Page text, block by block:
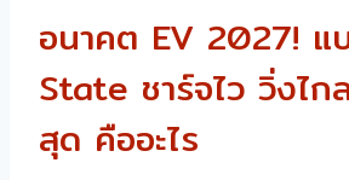
อนาคต EV 2027! แ
State ชาร์จไว วิ่งไ
สุด คืออะไร